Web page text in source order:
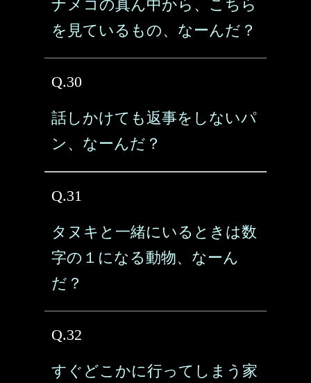
ナメコの真ん中から、こちら
を見ているもの、なーんだ？
Q.30
話しかけても返事をしないパ
ン、なーんだ？
Q.31
タヌキと一緒にいるときは数
字の１になる動物、なーん
だ？
Q.32
すぐどこかに行ってしまう家